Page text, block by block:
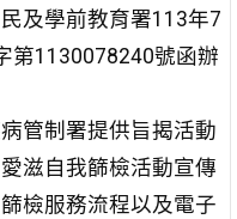
及學前教育署113年7
第1130078240號函辦
管制署提供旨揭活動
滋自我篩檢活動宣傳
檢服務流程以及電子